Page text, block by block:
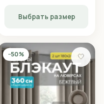
Выбрать размер
−50% 🤍